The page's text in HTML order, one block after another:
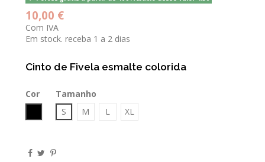
10,00 €
Com IVA
Em stock. receba 1 a 2 dias
Cinto de Fivela esmalte colorida
Cor
Tamanho
S
M L XL